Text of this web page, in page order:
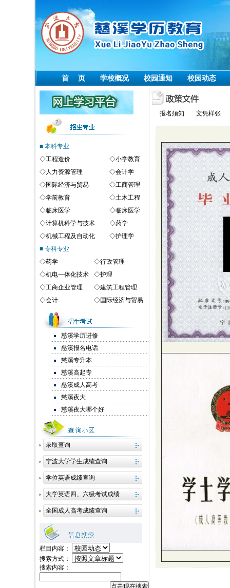
首 页 学校概况 校园通知 校园动态
■ 本科专业
◇工程造价 ◇小学教育
◇人力资源管理 ◇会计学
◇国际经济与贸易 ◇工商管理
◇学前教育 ◇土木工程
◇临床医学 ◇临床医学
◇计算机科学与技术 ◇药学
◇机械工程及自动化 ◇护理学
■ 专科专业
◇药学 ◇行政管理
◇机电一体化技术 ◇护理
◇工商企业管理 ◇建筑工程管理
◇会计 ◇国际经济与贸易
慈溪学历进修
慈溪报名电话
慈溪专升本
慈溪高起专
慈溪成人高考
慈溪夜大
慈溪夜大哪个好
栏目内容：
搜索方式：
搜索内容：
报名须知 文凭样张